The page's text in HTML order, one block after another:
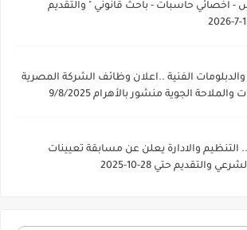
حاسبات - باحث قانوني " والتقديم
والدبلومات الفنية ..اعلان وظائف الشركة المصرية
الجوية منشور بالأهرام 9/8/2025
التنظيم والادارة يعلن عن مسابقة تعيينات
حتي 28-10-2025